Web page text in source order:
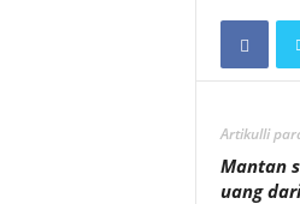
Artikulli
Mantan
uang